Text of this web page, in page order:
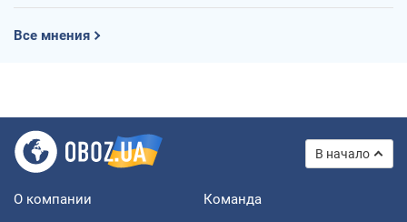
Все мнения
В начало
О компании Команда